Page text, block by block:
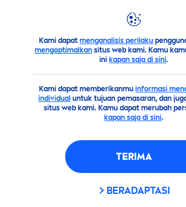
Kami dapatmenganalisis perilaku
mengoptimalkansitus web kami. Kamu
ini kapan saja di sini.
Kami dapat memberikanmuinformasi
individual untuk tujuan pemasaran, dan
situs web kami. Kamu dapat merubah
kapan saja di sini.
TERIMA
BERADAPTASI
Saran Kulit Perawatan Kulit Rutin